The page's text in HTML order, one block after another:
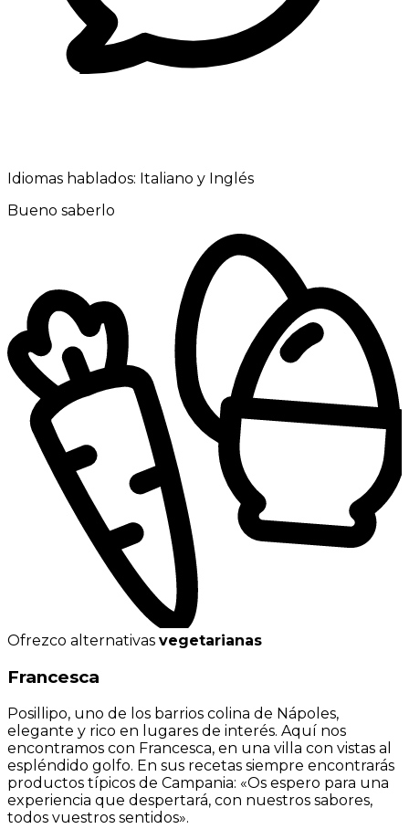
Idiomas hablados: Italiano y Inglés
Bueno saberlo
Ofrezco alternativas vegetarianas
Francesca
Posillipo, uno de los barrios colina de Nápoles,
elegante y rico en lugares de interés. Aquí nos
encontramos con Francesca, en una villa con vistas al
espléndido golfo. En sus recetas siempre encontrarás
productos típicos de Campania: «Os espero para una
experiencia que despertará, con nuestros sabores,
todos vuestros sentidos».